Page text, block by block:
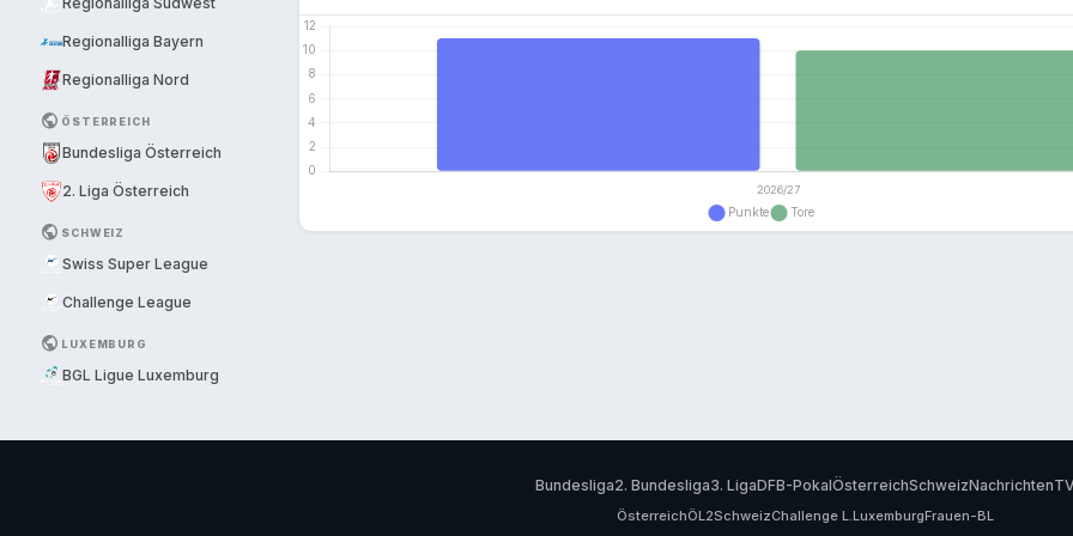
Regionalliga Bayern
Regionalliga Nord
PUBLIC ÖSTERREICH
Bundesliga Österreich
2. Liga Österreich
PUBLIC SCHWEIZ
Swiss Super League
Challenge League
PUBLIC LUXEMBURG
BGL Ligue Luxemburg
Bundesliga2. Bundesliga3. LigaDFB-PokalÖsterreichSchweizNachrichten
ÖsterreichÖL2SchweizChallenge L.LuxemburgFrauen-BL